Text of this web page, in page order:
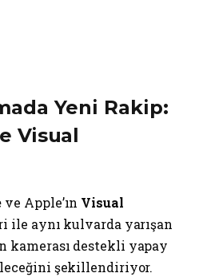
Yeni Rakip:
Visual
ve Apple’ın Visual
ile aynı kulvarda yarışan
kamerası destekli yapay
şekillendiriyor.